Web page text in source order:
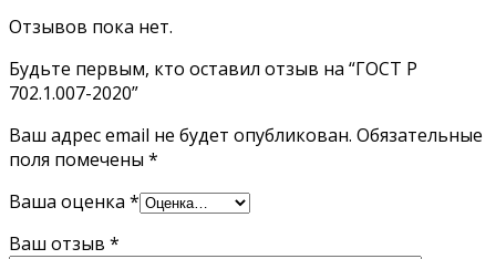
Отзывов пока нет.
Будьте первым, кто оставил отзыв на “ГОСТ Р
702.1.007-2020”
Ваш адрес email не будет опубликован. Обязательные
поля помечены *
Ваша оценка *
Ваш отзыв *